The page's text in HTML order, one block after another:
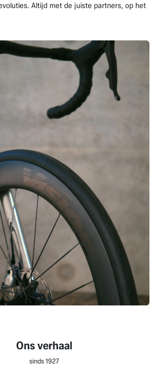
Altijd met de juiste partners, op het
Ons verhaal
sinds 1927